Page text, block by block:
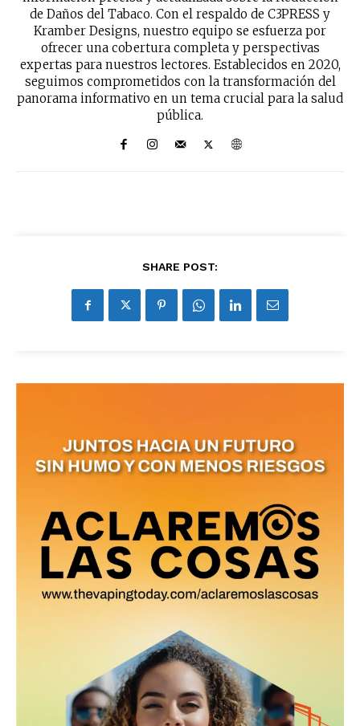
de Daños del Tabaco. Con el respaldo de C3PRESS y
Kramber Designs, nuestro equipo se esfuerza por
ofrecer una cobertura completa y perspectivas
expertas para nuestros lectores. Establecidos en 2020,
seguimos comprometidos con la transformación del
panorama informativo en un tema crucial para la salud
pública.
SHARE POST: